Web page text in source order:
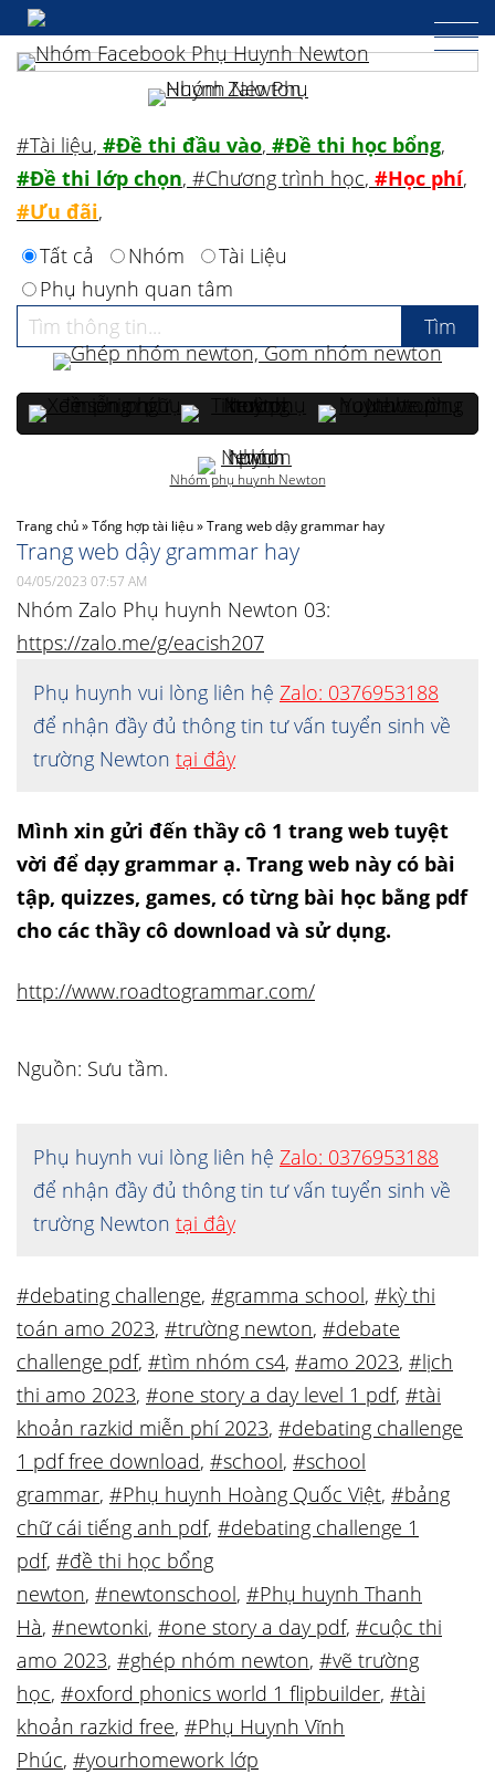
Trang chủ»Tổng hợp tài liệu»Trang web dậy grammar hay
Trang web dậy grammar hay
04/05/2023 07:57 AM
Nhóm Zalo Phụ huynh Newton 03:
https://zalo.me/g/eacish207
Phụ huynh vui lòng liên hệ Zalo: 0376953188
để nhận đầy đủ thông tin tư vấn tuyển sinh về
trường Newton tại đây
Mình xin gửi đến thầy cô 1 trang web tuyệt
vời để dạy grammar ạ. Trang web này có bài
tập, quizzes, games, có từng bài học bằng pdf
cho các thầy cô download và sử dụng.
http://www.roadtogrammar.com/
Nguồn: Sưu tầm.
Phụ huynh vui lòng liên hệ Zalo: 0376953188
để nhận đầy đủ thông tin tư vấn tuyển sinh về
trường Newton tại đây
#debating challenge, #gramma school, #kỳ thi
toán amo 2023, #trường newton, #debate
challenge pdf, #tìm nhóm cs4, #amo 2023, #lịch
thi amo 2023, #one story a day level 1 pdf, #tài
khoản razkid miễn phí 2023, #debating challenge
1 pdf free download, #school, #school
grammar, #Phụ huynh Hoàng Quốc Việt, #bảng
chữ cái tiếng anh pdf, #debating challenge 1
pdf, #đề thi học bổng
newton, #newtonschool, #Phụ huynh Thanh
Hà, #newtonki, #one story a day pdf, #cuộc thi
amo 2023, #ghép nhóm newton, #vẽ trường
học, #oxford phonics world 1 flipbuilder, #tài
khoản razkid free, #Phụ Huynh Vĩnh
Phúc, #yourhomework lớp
#Tài liệu, #Đề thi đầu vào, #Đề thi học bổng,
#Đề thi lớp chọn, #Chương trình học, #Học phí,
#Ưu đãi,
Tất cả
Nhóm
Tài Liệu
Phụ huynh quan tâm
Nhóm phụ huynh Newton